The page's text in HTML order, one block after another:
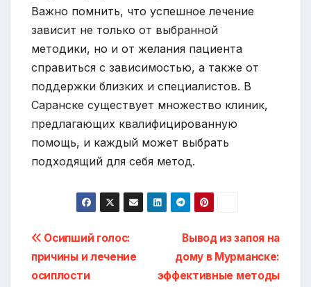
Важно помнить, что успешное лечение
зависит не только от выбранной
методики, но и от желания пациента
справиться с зависимостью, а также от
поддержки близких и специалистов. В
Саранске существует множество клиник,
предлагающих квалифицированную
помощь, и каждый может выбрать
подходящий для себя метод.
Навигация
по
Вывод из запоя на
дому в Мурманске:
эффективные методы
Осипший голос:
причины и лечение
осиплости